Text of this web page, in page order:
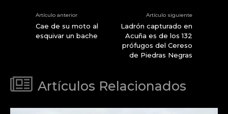
Artículo anterior
Cae de su moto al
esquivar un bache
Artículo siguiente
Ladrón capturado en
Acuña es de los 132
prófugos del Cereso
de Piedras Negras
Artículos Relacionados